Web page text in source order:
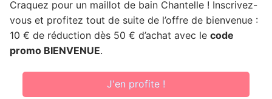
Craquez pour un maillot de bain Chantelle ! Inscrivez-
vous et profitez tout de suite de l’offre de bienvenue :
10 € de réduction dès 50 € d’achat avec le code
promo BIENVENUE.
J'en profite !